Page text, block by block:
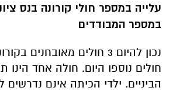
עלייה במספר חולי קורונה בנס
במספר המבודדים
חולים נוספו היום. חולה אחד הינו
הביניים. ילדי הכיתה אינם נדרשים